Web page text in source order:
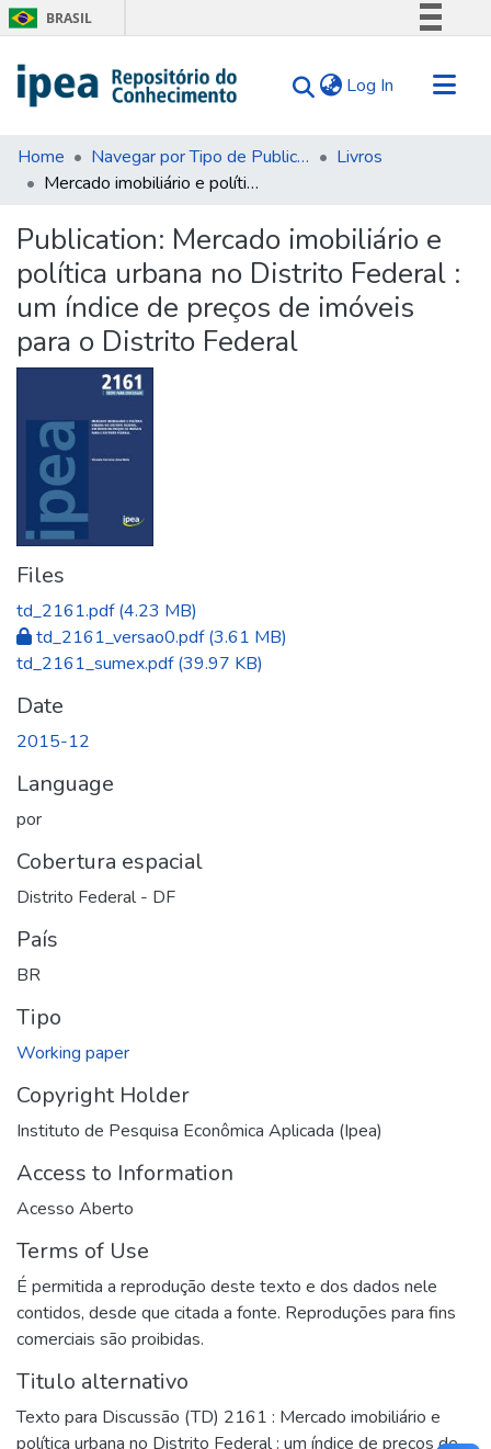
BRASIL
Comunica BR
Acesso à informação
Log In (current)
Communities & Collections
Search for
Statistics
About Us
Home Navegar por Tipo de Publicação
Livros
Mercado imobiliário e política urbana no Distrito Federal : um índice de preços de imóveis para o Distrito Federal
Publication: Mercado imobiliário e
política urbana no Distrito Federal :
um índice de preços de imóveis
para o Distrito Federal
Files
td_2161.pdf(4.23 MB)
td_2161_versao0.pdf(3.61 MB)
td_2161_sumex.pdf(39.97 KB)
Date
2015-12
Language
por
Cobertura espacial
Distrito Federal - DF
País
BR
Tipo
Working paper
Copyright Holder
Instituto de Pesquisa Econômica Aplicada (Ipea)
Access to Information
Acesso Aberto
Terms of Use
É permitida a reprodução deste texto e dos dados nele
contidos, desde que citada a fonte. Reproduções para fins
comerciais são proibidas.
Titulo alternativo
Texto para Discussão (TD) 2161 : Mercado imobiliário e
política urbana no Distrito Federal : um índice de preços de